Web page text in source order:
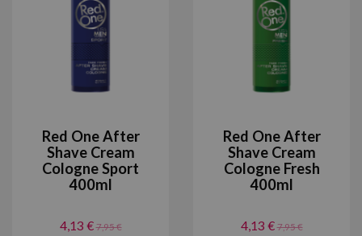
Red One After
Shave Cream
Cologne Sport
400ml
4,13 €7,95 €
Red One After
Shave Cream
Cologne Fresh
400ml
4,13 €7,95 €